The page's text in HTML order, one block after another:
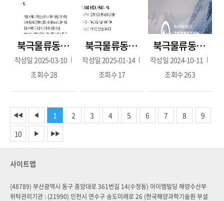
북극물류동향 109호(1월~2월호/ 2025.3.10.)
작성일 2025-03-10
조회수28
북극물류동향 108호(2024.11월-12월; 2024.12.26.)
작성일 2025-01-14
조회수17
북극물류동향 107호(8월-9월; 2024.10.10.)
작성일 2024-10-11
조회수263
◀◀ ◀ 1 2 3 4 5 6 7 8
9
10
▶ ▶▶
사이트맵
(48789) 부산광역시 동구 중앙대로 361번길 14(수정동) 아이엠빌딩 해양수산부
위탁관리기관 : (21990) 인천시 연수구 송도미래로 26 (한국해양과학기술원 부설